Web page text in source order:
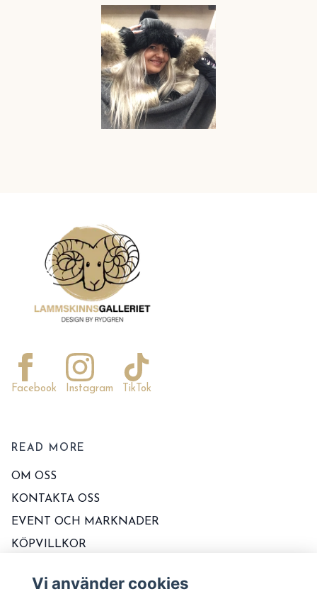
Facebook Instagram TikTok
READ MORE
OM OSS
KONTAKTA OSS
EVENT OCH MARKNADER
KÖPVILLKOR
STORLEKSSCHEMA
Vi använder cookies